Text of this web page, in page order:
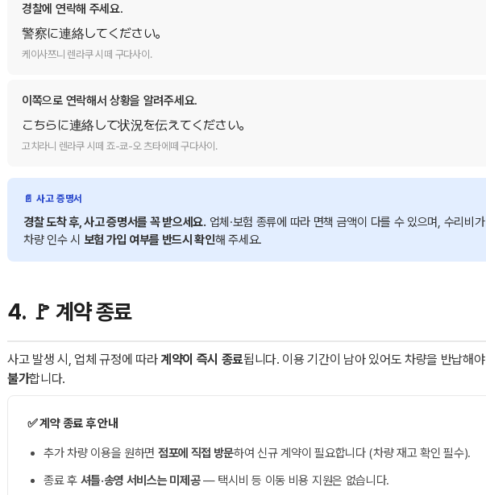
경찰에 연락해 주세요.
警察に連絡してください。
케이사쯔니 렌라쿠 시떼 구다사이.
이쪽으로 연락해서 상황을 알려주세요.
こちらに連絡して状況を伝えてください。
고치라니 렌라쿠 시떼 죠-쿄-오 츠타에떼 구다사이.
📄 사고 증명서
경찰 도착 후, 사고 증명서를 꼭 받으세요. 업체·보험 종류에 따라 면책 금액이 다를 수 있으며, 수리비
차량 인수 시 보험 가입 여부를 반드시 확인해 주세요.
4. 🚩 계약 종료
사고 발생 시, 업체 규정에 따라계약이 즉시 종료됩니다. 이용 기간이 남아 있어도 차량을 반납해
불가합니다.
✅ 계약 종료 후 안내
추가 차량 이용을 원하면 점포에 직접 방문하여 신규 계약이 필요합니다 (차량 재고 확인 필수).
종료 후 셔틀·송영 서비스는 미제공— 택시비 등 이동 비용 지원은 없습니다.